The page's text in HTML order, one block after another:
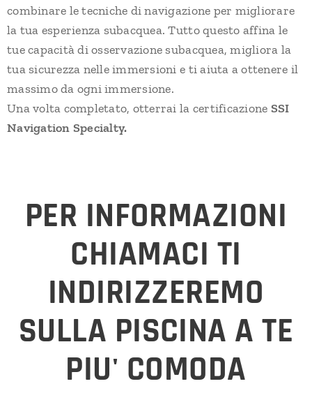
combinare le tecniche di navigazione per migliorare
la tua esperienza subacquea. Tutto questo affina le
tue capacità di osservazione subacquea, migliora la
tua sicurezza nelle immersioni e ti aiuta a ottenere il
massimo da ogni immersione.
Una volta completato, otterrai la certificazione SSI
Navigation Specialty.
PER INFORMAZIONI
CHIAMACI TI
INDIRIZZEREMO
SULLA PISCINA A TE
PIU' COMODA